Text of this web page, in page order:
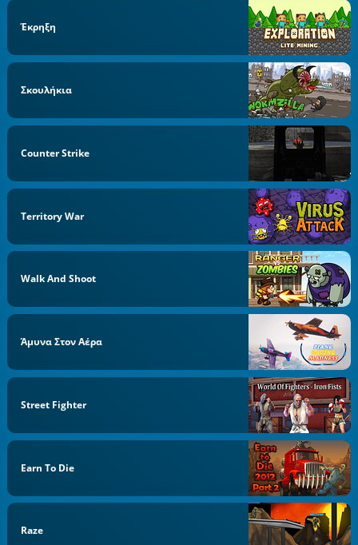
Έκρηξη
Σκουλήκια
Counter Strike
Territory War
Walk And Shoot
Άμυνα Στον Αέρα
Street Fighter
Earn To Die
Raze